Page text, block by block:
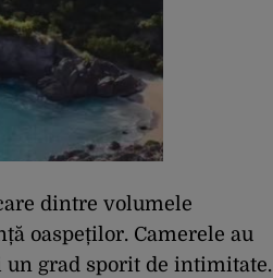
dintre volumele
oaspeților. Camerele au
grad sporit de intimitate.